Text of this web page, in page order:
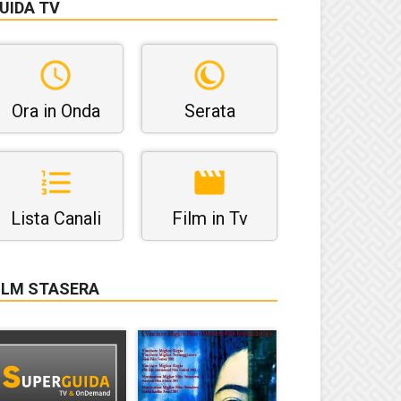
TV
Ora in Onda Serata
Lista Canali Film in Tv
STASERA